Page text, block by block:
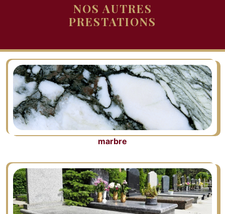
NOS AUTRES
PRESTATIONS
marbre